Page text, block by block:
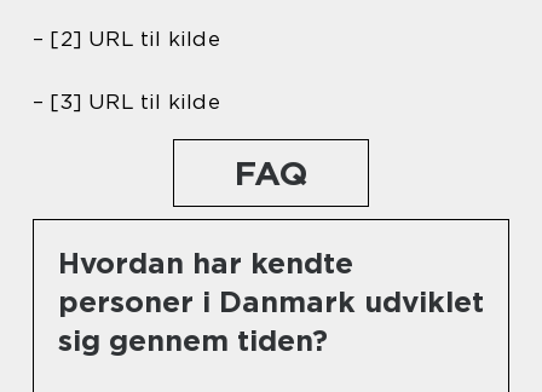
– [2] URL til kilde
– [3] URL til kilde
FAQ
Hvordan har kendte
personer i Danmark udviklet
sig gennem tiden?